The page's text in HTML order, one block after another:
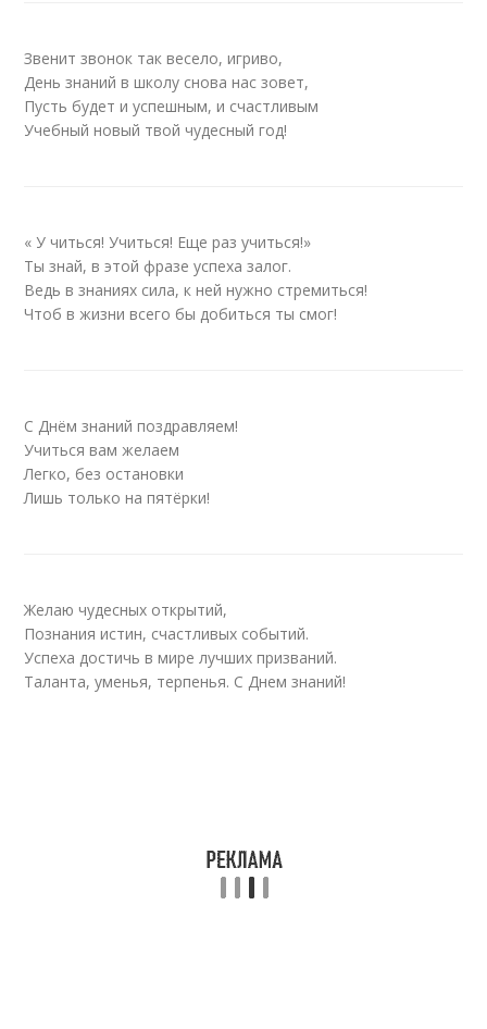
Звенит звонок так весело, игриво,
День знаний в школу снова нас зовет,
Пусть будет и успешным, и счастливым
Учебный новый твой чудесный год!
« У читься! Учиться! Еще раз учиться!»
Ты знай, в этой фразе успеха залог.
Ведь в знаниях сила, к ней нужно стремиться!
Чтоб в жизни всего бы добиться ты смог!
С Днём знаний поздравляем!
Учиться вам желаем
Легко, без остановки
Лишь только на пятёрки!
Желаю чудесных открытий,
Познания истин, счастливых событий.
Успеха достичь в мире лучших призваний.
Таланта, уменья, терпенья. С Днем знаний!